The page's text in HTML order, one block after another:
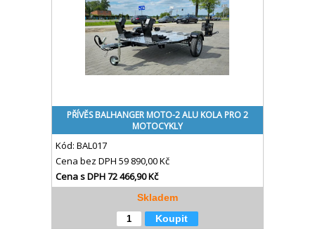
PŘÍVĚS BALHANGER MOTO-2 ALU KOLA PRO 2
MOTOCYKLY
Kód: BAL017
Cena bez DPH 59 890,00 Kč
Cena s DPH72 466,90 Kč
Skladem
Koupit